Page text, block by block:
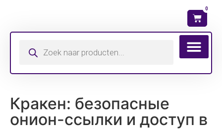
0
Кракен: безопасные
онион-ссылки и доступ в